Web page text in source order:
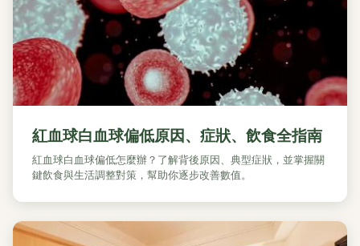
紅血球白血球偏低原因、症狀、飲食全指南
紅血球白血球偏低怎麼辦？了解背後原因、典型症狀，並掌握關
鍵飲食與生活調整對策，幫助你逐步改善數值。